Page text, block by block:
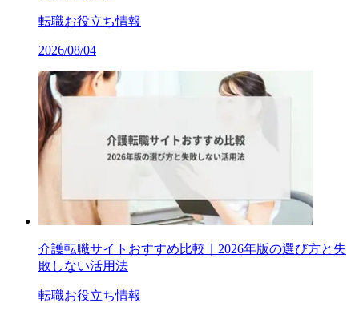
転職お役立ち情報
2026/08/04
介護転職サイトおすすめ比較｜2026年版の選び方と失
敗しない活用法
転職お役立ち情報